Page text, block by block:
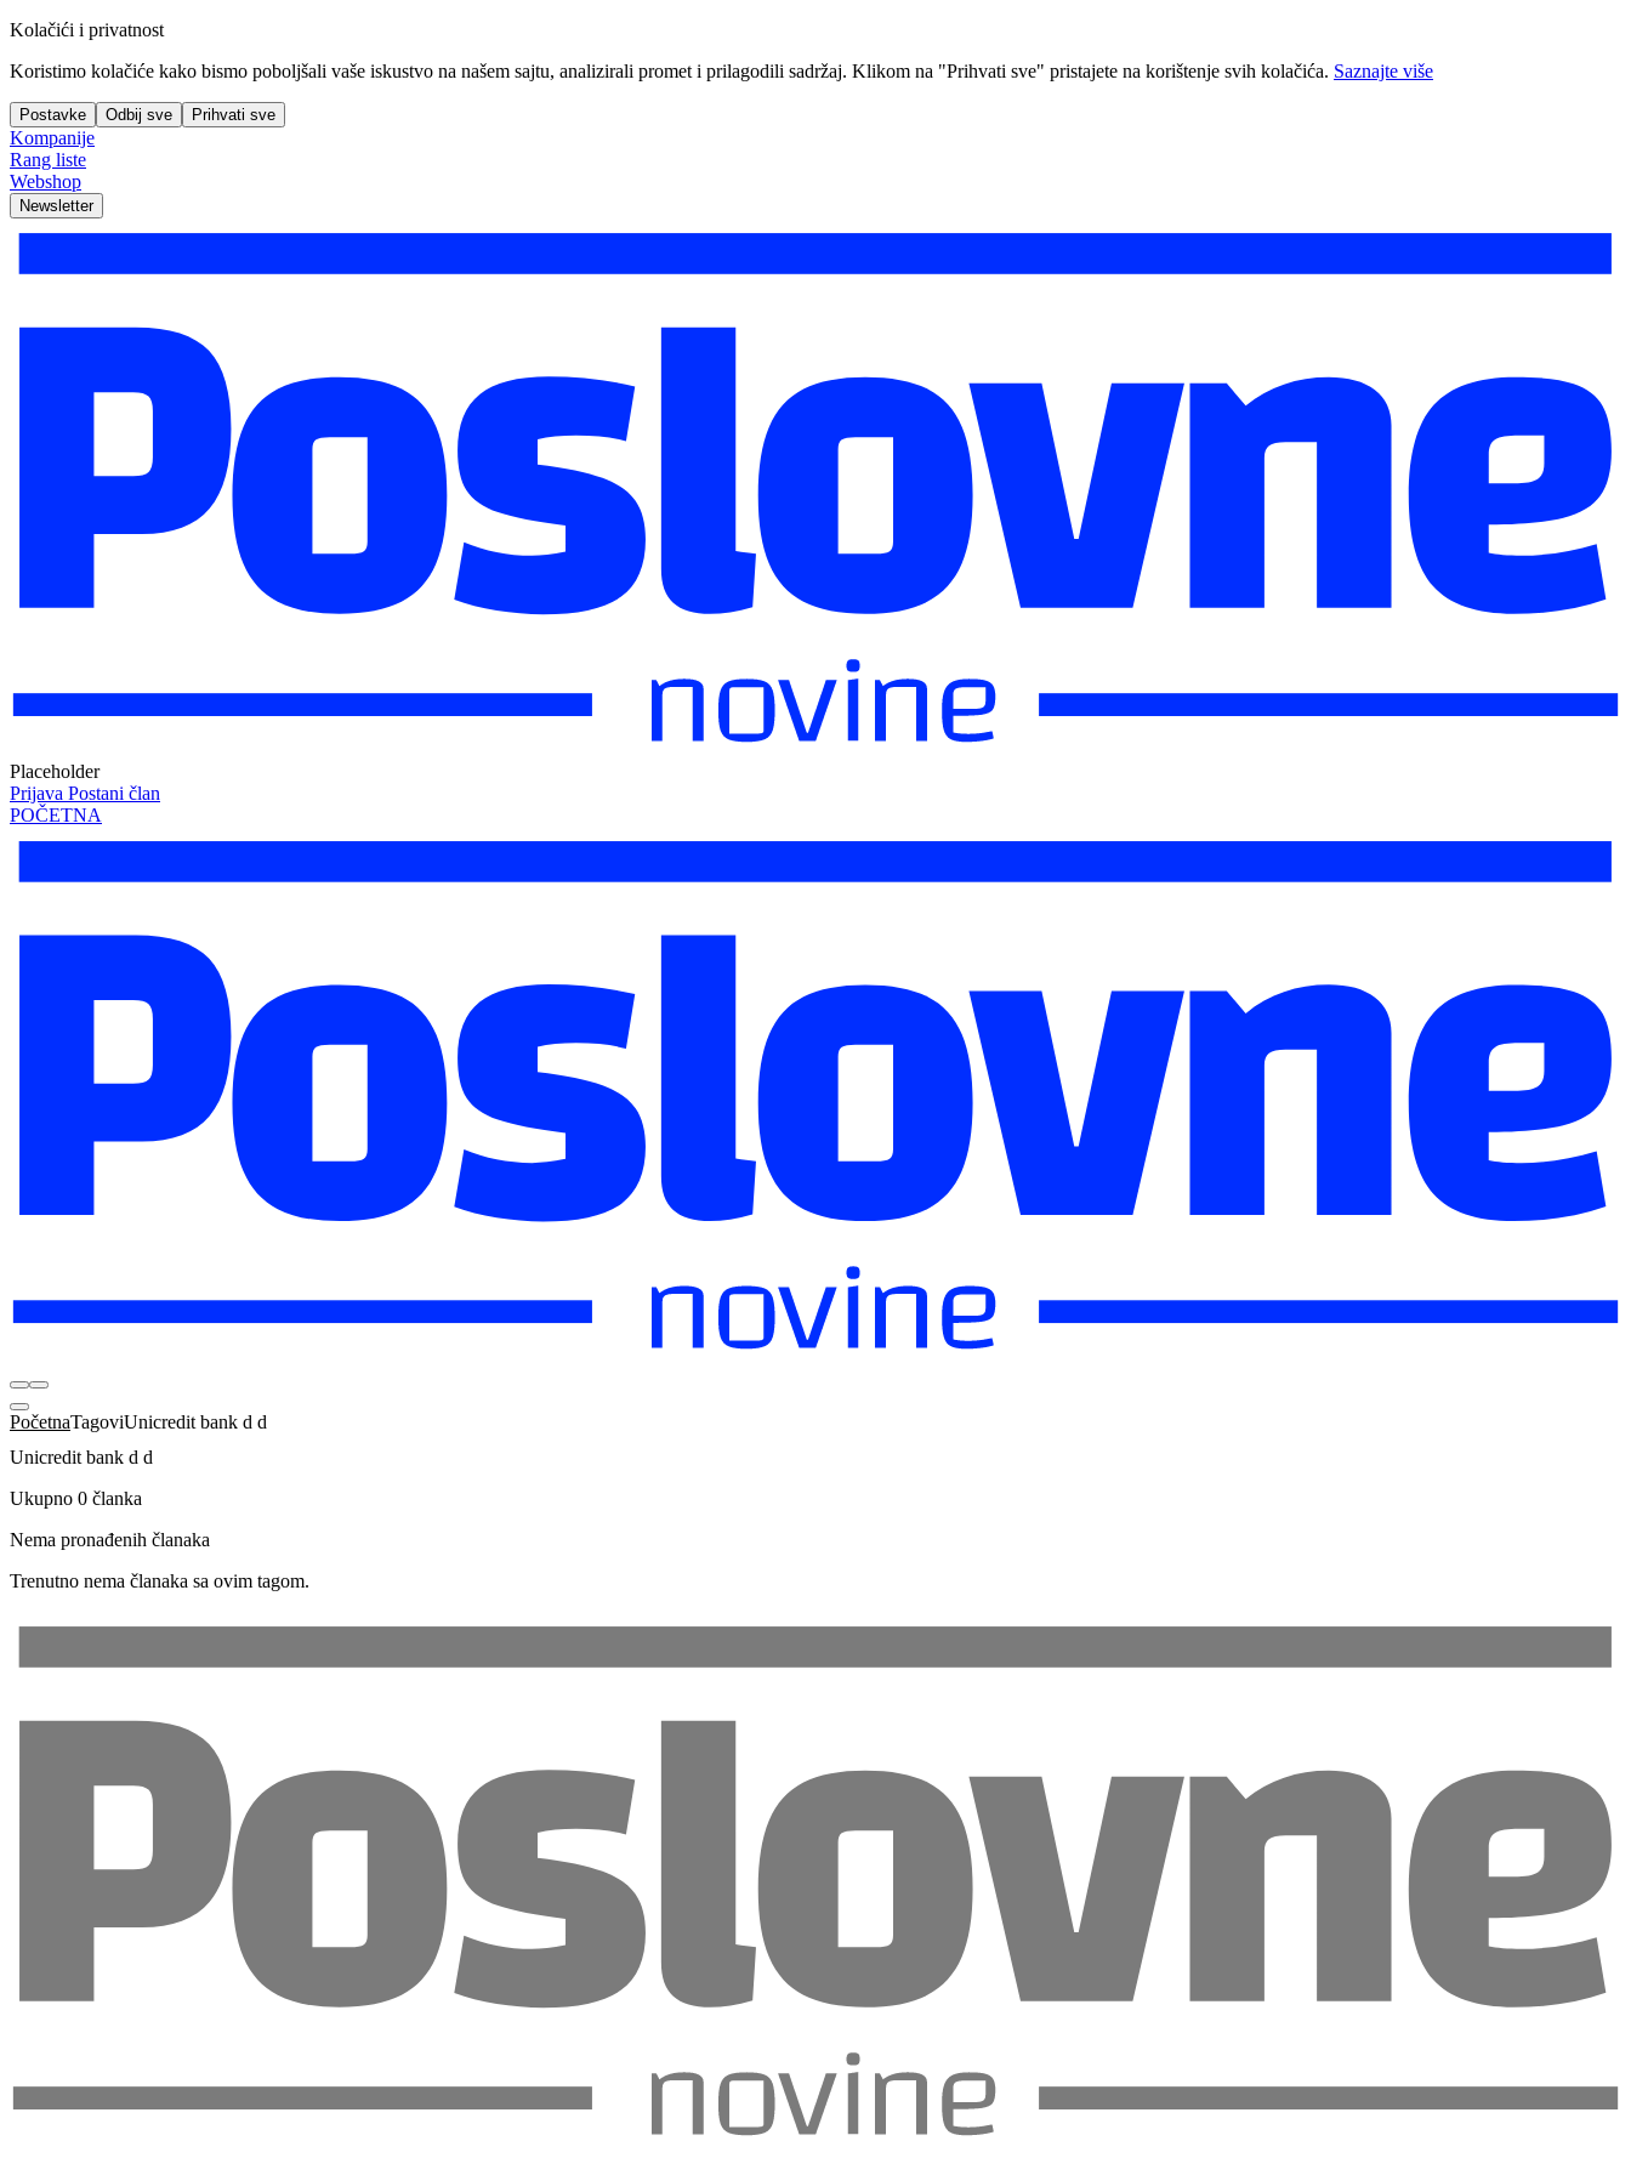
Kolačići i privatnost
Koristimo kolačiće kako bismo poboljšali vaše iskustvo na našem sajtu, analizirali promet i prilagodili sadržaj. Klikom na "Prihvati sve" pristajete na korištenje svih kolačića. Saznajte više
Postavke Odbij sve Prihvati sve
Kompanije
Rang liste
Webshop
Newsletter
Placeholder
Prijava Postani član
POČETNA
PočetnaTagoviUnicredit bank d d
Unicredit bank d d
Ukupno 0 članka
Nema pronađenih članaka
Trenutno nema članaka sa ovim tagom.